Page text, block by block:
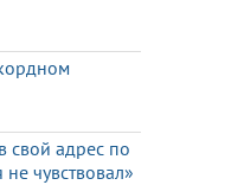
свой адрес по
чувствовал»